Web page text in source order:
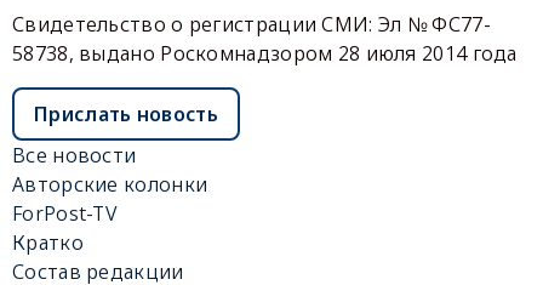
Свидетельство о регистрации СМИ: Эл № ФС77-
58738, выдано Роскомнадзором 28 июля 2014 года
Прислать новость
Все новости
Авторские колонки
ForPost-TV
Кратко
Состав редакции